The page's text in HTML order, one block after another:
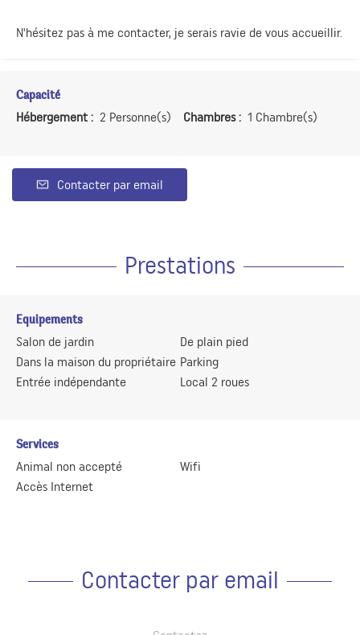
N'hésitez pas à me contacter, je serais ravie de vous accueillir.
Capacité
Hébergement : 2 Personne(s) Chambres : 1 Chambre(s)
Contacter par email
Prestations
Equipements
Salon de jardin
Dans la maison du propriétaire
Entrée indépendante
De plain pied
Parking
Local 2 roues
Services
Animal non accepté
Accès Internet
Wifi
Contacter par email